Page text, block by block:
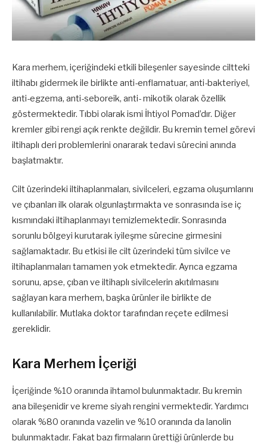
Kara merhem, içeriğindeki etkili bileşenler sayesinde ciltteki
iltihabı gidermek ile birlikte anti-enflamatuar, anti-bakteriyel,
anti-egzema, anti-seboreik, anti- mikotik olarak özellik
göstermektedir. Tıbbi olarak ismi İhtiyol Pomad’dır. Diğer
kremler gibi rengi açık renkte değildir. Bu kremin temel görevi
iltihaplı deri problemlerini onararak tedavi sürecini anında
başlatmaktır.
Cilt üzerindeki iltihaplanmaları, sivilceleri, egzama oluşumlarını
ve çıbanları ilk olarak olgunlaştırmakta ve sonrasında ise iç
kısmındaki iltihaplanmayı temizlemektedir. Sonrasında
sorunlu bölgeyi kurutarak iyileşme sürecine girmesini
sağlamaktadır. Bu etkisi ile cilt üzerindeki tüm sivilce ve
iltihaplanmaları tamamen yok etmektedir. Ayrıca egzama
sorunu, apse, çıban ve iltihaplı sivilcelerin akıtılmasını
sağlayan kara merhem, başka ürünler ile birlikte de
kullanılabilir. Mutlaka doktor tarafından reçete edilmesi
gereklidir.
Kara Merhem İçeriği
İçeriğinde %10 oranında ihtamol bulunmaktadır. Bu kremin
ana bileşenidir ve kreme siyah rengini vermektedir. Yardımcı
olarak %80 oranında vazelin ve %10 oranında da lanolin
bulunmaktadır. Fakat bazı firmaların ürettiği ürünlerde bu